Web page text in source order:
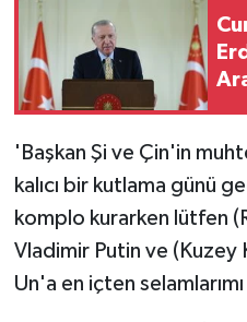
'Başkan Şi ve Çin'in
kalıcı bir kutlama günü
komplo kurarken lütfen
Vladimir Putin ve (Kuzey
Un'a en içten